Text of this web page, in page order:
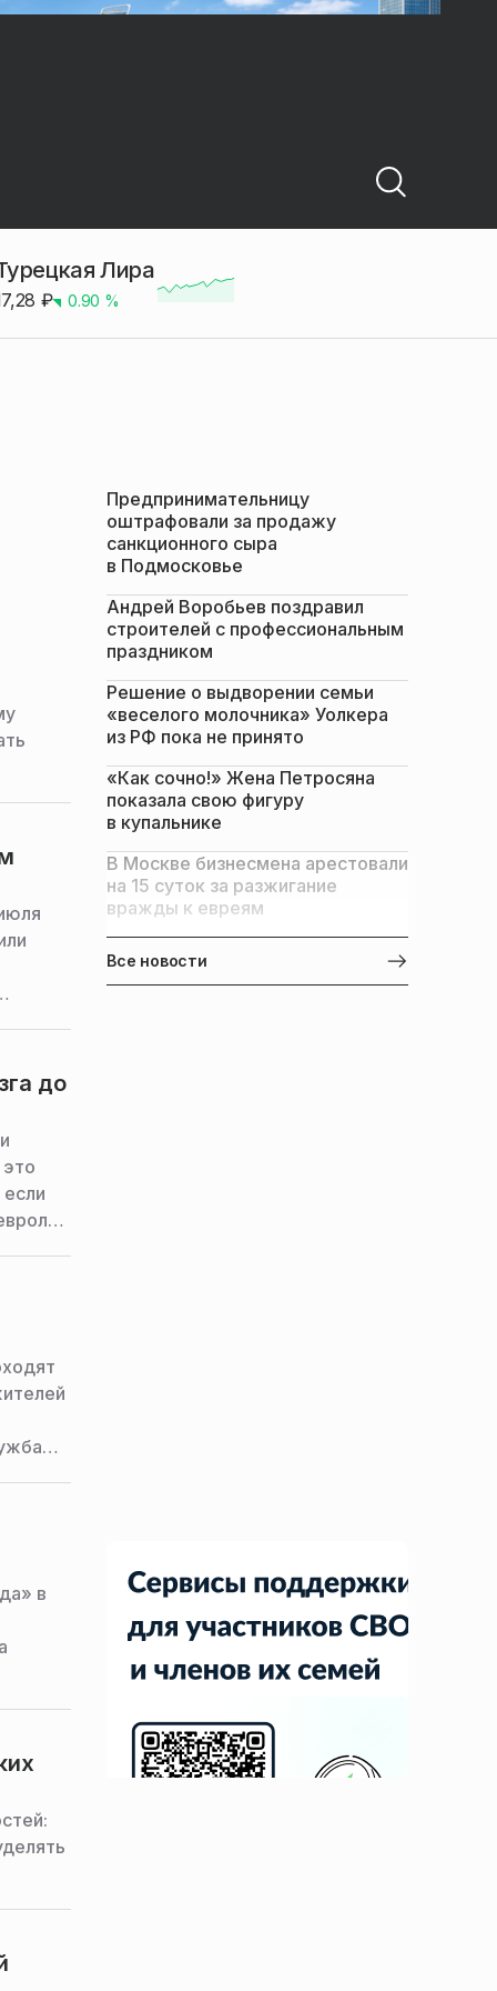
Лира
₽ 0.90 %
до
в
Предпринимательницу
оштрафовали за продажу
санкционного сыра
в Подмосковье
Андрей Воробьев поздравил
строителей с профессиональным
праздником
Решение о выдворении семьи
«веселого молочника» Уолкера
из РФ пока не принято
«Как сочно!» Жена Петросяна
показала свою фигуру
в купальнике
В Москве бизнесмена арестовали
на 15 суток за разжигание
вражды к евреям
Все новости